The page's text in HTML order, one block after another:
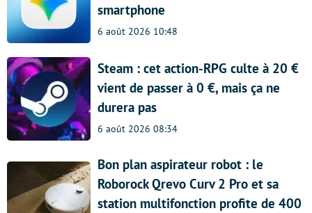
smartphone
6 août 2026 10:48
Steam : cet action-RPG culte à 20 €
vient de passer à 0 €, mais ça ne
durera pas
6 août 2026 08:34
Bon plan aspirateur robot : le
Roborock Qrevo Curv 2 Pro et sa
station multifonction profite de 400